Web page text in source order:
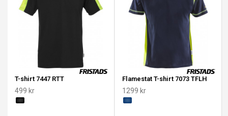
T-shirt 7447 RTT
499 kr
Flamestat T-shirt 7073 TFLH
1299 kr